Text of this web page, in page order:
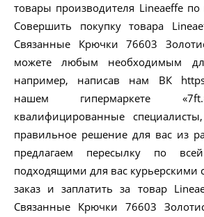
товары производителя Lineaeffe
Совершить покупку товара
Связанные Крючки 76603
можете любым необходимым
например, написав нам ВК
нашем гипермаркете
квалифицированные
правильное решение для вас из
предлагаем пересылку по
подходящими для вас курьерскими
заказ и заплатить за товар
Связанные Крючки 76603